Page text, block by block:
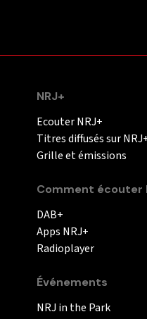
NRJ+
Ecouter NRJ+
Titres diffusés sur
Grille et émissions
Comment écouter
DAB+
Apps NRJ+
Radioplayer
Événements
NRJ in the Park